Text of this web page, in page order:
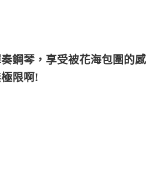
鋼琴，享受被花海包圍的感
限啊!